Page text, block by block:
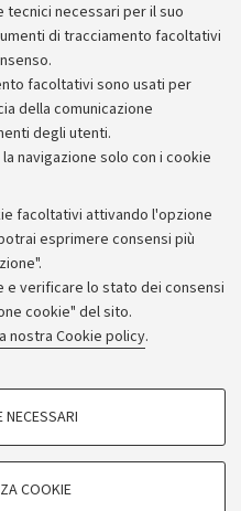
necessari per il suo
di tracciamento facoltativi
facoltativi sono usati per
della comunicazione
degli utenti.
navigazione solo con i cookie
facoltativi attivando l'opzione
esprimere consensi più
verificare lo stato dei consensi
cookie" del sito.
nostra Cookie policy.
COOKIE
stampa
stampa
STUDIORUM - Università di